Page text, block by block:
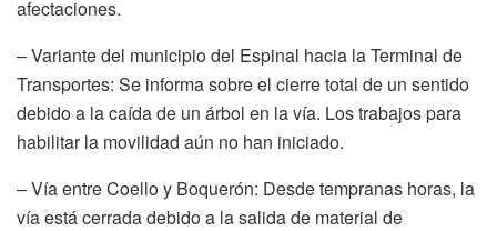
afectaciones.
– Variante del municipio del Espinal hacia la Terminal de
Transportes: Se informa sobre el cierre total de un sentido
debido a la caída de un árbol en la vía. Los trabajos para
habilitar la movilidad aún no han iniciado.
– Vía entre Coello y Boquerón: Desde tempranas horas, la
vía está cerrada debido a la salida de material de